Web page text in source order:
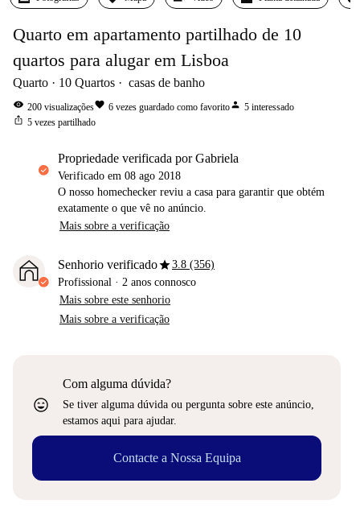
Quarto em apartamento partilhado de 10
quartos para alugar em Lisboa
Quarto 10 Quartos casas de banho
visibility 200 visualizaçõesfavorite 6 vezes guardado como favoritoperson 5 interessado
ios_share 5 vezes partilhado
propriedade verificada por Gabriela
Verificado em 08 ago 2018
O nosso homechecker reviu a casa para garantir que obtém
exatamente o que vê no anúncio.
Mais sobre a verificação
Senhorio verificadostar3.8 (356)
Profissional · 2 anos connosco
Mais sobre este senhorio
Mais sobre a verificação
sentiment_very_satisfied
Com alguma dúvida?
Se tiver alguma dúvida ou pergunta sobre este anúncio,
estamos aqui para ajudar.
Contacte a Nossa Equipa